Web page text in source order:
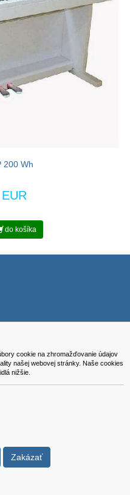
cookie na zhromažďovanie údajov
našej webovej stránky. Naše cookies
nižšie.
Zakázať
200 Wh
do košíka